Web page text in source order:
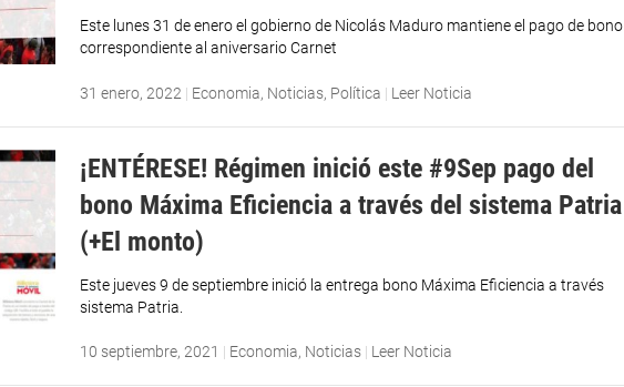
Este lunes 31 de enero el gobierno de Nicolás Maduro mantiene el pago de bono
correspondiente al aniversario Carnet
31 enero, 2022 | Economia, Noticias, Política | Leer Noticia
¡ENTÉRESE! Régimen inició este #9Sep pago del
bono Máxima Eficiencia a través del sistema Patria
(+El monto)
Este jueves 9 de septiembre inició la entrega bono Máxima Eficiencia a través
sistema Patria.
10 septiembre, 2021 | Economia, Noticias | Leer Noticia